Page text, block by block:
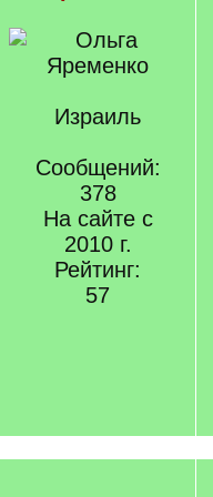
Израиль
Сообщений:
378
На сайте с
2010 г.
Рейтинг:
57